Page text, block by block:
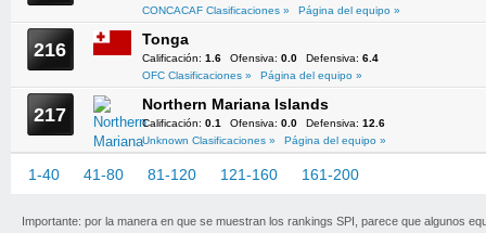
CONCACAF Clasificaciones »
Página del equipo »
216 Tonga
Calificación: 1.6 Ofensiva: 0.0 Defensiva: 6.4
OFC Clasificaciones »
Página del equipo »
217 Northern Mariana Islands
Calificación: 0.1 Ofensiva: 0.0 Defensiva: 12.6
Unknown Clasificaciones »
Página del equipo »
1-40 41-80 81-120 121-160 161-200
Importante: por la manera en que se muestran los rankings SPI, parece que algunos